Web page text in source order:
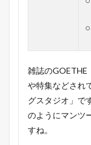
雑誌のGOETHE
や特集などされ
グスタジオ」で
のようにマンツ
すね。